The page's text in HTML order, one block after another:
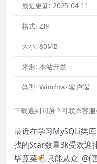
最近更新: 2025-04-11
格式: ZIP
大小: 80MB
来源: 本站开发
类型: Windows客户端
下载遇到问题？可联系客
最近在学习MySQLi类
找的Star数量3k受欢迎
毕竟菜🐔只能从众 :@(